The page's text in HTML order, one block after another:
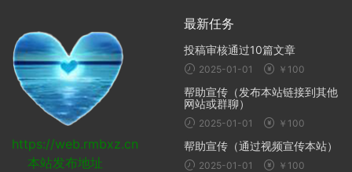
https://web.rmbxz.cn
本站发布地址
最新任务
投稿审核通过10篇文章
2025-01-01 ￥100
帮助宣传（发布本站链接到其他
网站或群聊）
2025-01-01 ￥100
帮助宣传（通过视频宣传本站）
2025-01-01 ￥100